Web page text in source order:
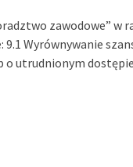
zawodowe” w
Wyrównywanie
o utrudnionym